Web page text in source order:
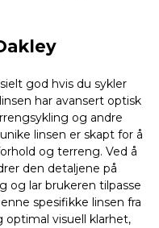
god hvis du sykler
har avansert optisk
og andre
linsen er skapt for å
og terreng. Ved å
den detaljene på
og lar brukeren tilpasse
spesifikke linsen fra
optimal visuell klarhet,